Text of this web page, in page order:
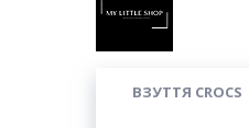
ВЗУТТЯ CROCS